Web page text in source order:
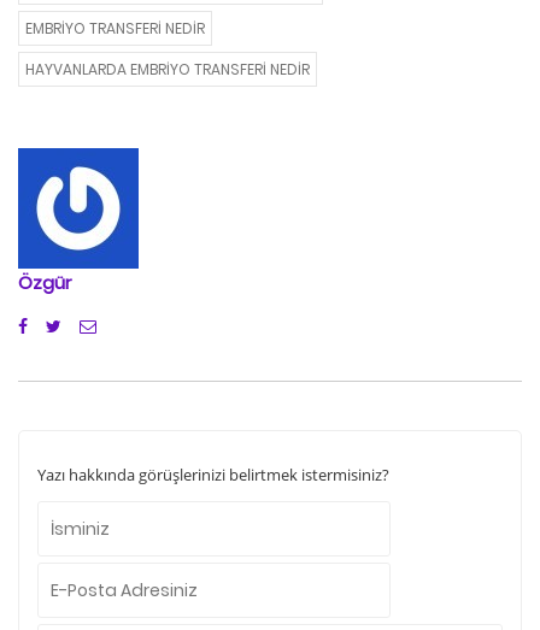
EMBRIYO TRANSFERI NEDIR
HAYVANLARDA EMBRIYO TRANSFERI NEDIR
Özgür
Yazı hakkında görüşlerinizi belirtmek istermisiniz?